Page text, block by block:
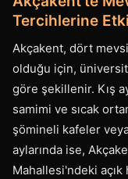
Tercihlerine
Akçakent, dört
olduğu için,
göre şekillenir. Kış
samimi ve sıcak
şömineli kafeler
aylarında ise,
Mahallesi'ndeki